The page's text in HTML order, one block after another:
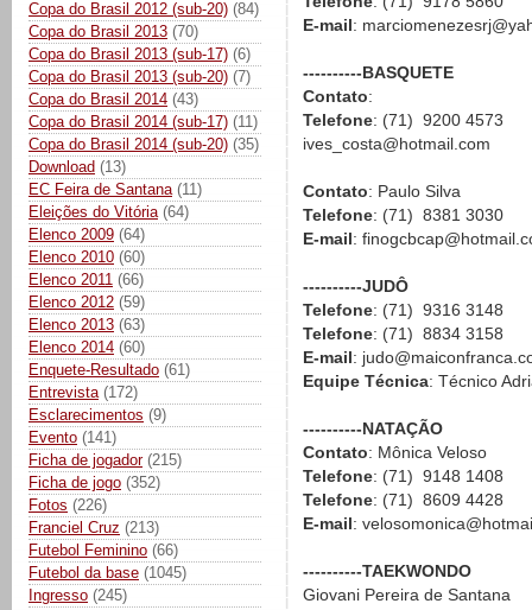
Copa do Brasil 2012 (sub-20) (84)
Copa do Brasil 2013 (70)
Copa do Brasil 2013 (sub-17) (6)
Copa do Brasil 2013 (sub-20) (7)
Copa do Brasil 2014 (43)
Copa do Brasil 2014 (sub-17) (11)
Copa do Brasil 2014 (sub-20) (35)
Download (13)
EC Feira de Santana (11)
Eleições do Vitória (64)
Elenco 2009 (64)
Elenco 2010 (60)
Elenco 2011 (66)
Elenco 2012 (59)
Elenco 2013 (63)
Elenco 2014 (60)
Enquete-Resultado (61)
Entrevista (172)
Esclarecimentos (9)
Evento (141)
Ficha de jogador (215)
Ficha de jogo (352)
Fotos (226)
Franciel Cruz (213)
Futebol Feminino (66)
Futebol da base (1045)
Ingresso (245)
E-mail:
----------BASQUETE
Contato:
Telefone: (71) 9200 4573
ives_costa@hotmail.com
Contato: Paulo Silva
Telefone: (71) 8381 3030
E-mail:
----------JUDÔ
Telefone: (71) 9316 3148
Telefone: (71) 8834 3158
E-mail:
Equipe Técnica: Técnico
----------NATAÇÃO
Contato: Mônica Veloso
Telefone: (71) 9148 1408
Telefone: (71) 8609 4428
E-mail:
----------TAEKWONDO
Giovani Pereira de Santana